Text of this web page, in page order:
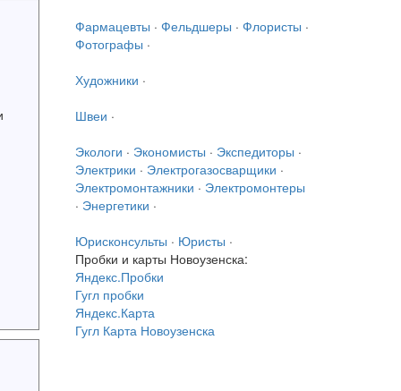
Фармацевты · Фельдшеры · Флористы ·
Фотографы ·
Художники ·
Швеи ·
Экологи · Экономисты · Экспедиторы ·
Электрики · Электрогазосварщики ·
Электромонтажники · Электромонтеры
· Энергетики ·
Юрисконсульты · Юристы ·
Пробки и карты Новоузенска:
Яндекс.Пробки
Гугл пробки
Яндекс.Карта
Гугл Карта Новоузенска